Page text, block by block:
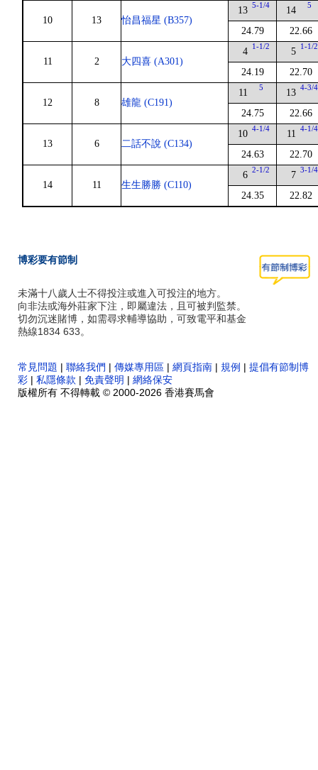
10 13 怡昌福星 (B357)
13 5-1/4
24.79
14 5
22.66
11 2 大四喜 (A301)
4 1-1/2
24.19
5 1-1/2
22.70
12 8 雄龍 (C191)
11 5
24.75
13 4-3/4
22.66
13 6 二話不說 (C134)
10 4-1/4
24.63
11 4-1/4
22.70
14 11 生生勝勝 (C110)
6 2-1/2
24.35
7 3-1/4
22.82
博彩要有節制
未滿十八歲人士不得投注或進入可投注的地方。
向非法或海外莊家下注，即屬違法，且可被判監禁。
切勿沉迷賭博，如需尋求輔導協助，可致電平和基金
熱線1834 633。
常見問題 | 聯絡我們 | 傳媒專用區 | 網頁指南 | 規例 | 提倡有節制博
彩 | 私隱條款 | 免責聲明 | 網絡保安
版權所有 不得轉載 © 2000-2026 香港賽馬會